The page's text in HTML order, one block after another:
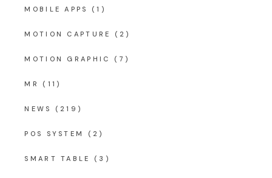
MOBILE APPS (1)
MOTION CAPTURE (2)
MOTION GRAPHIC (7)
MR (11)
NEWS (219)
POS SYSTEM (2)
SMART TABLE (3)